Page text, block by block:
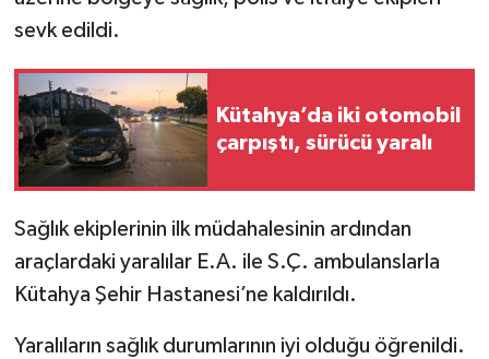
sevk edildi.
Kütahya’da iki otomobil
çarpıştı, sürücü yaralı
Sağlık ekiplerinin ilk müdahalesinin ardından
araçlardaki yaralılar E.A. ile S.Ç. ambulanslarla
Kütahya Şehir Hastanesi’ne kaldırıldı.
Yaralıların sağlık durumlarının iyi olduğu öğrenildi.
Video Galeri
Yaşam
Yemek Tarifleri